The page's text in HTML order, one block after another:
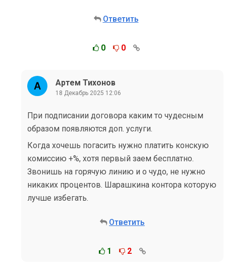
Ответить
0 0
Артем Тихонов
18 Декабрь 2025 12:06
При подписании договора каким то чудесным
образом появляются доп. услуги.
Когда хочешь погасить нужно платить конскую
комиссию +%, хотя первый заем бесплатно.
Звонишь на горячую линию и о чудо, не нужно
никаких процентов. Шарашкина контора которую
лучше избегать.
Ответить
1 2